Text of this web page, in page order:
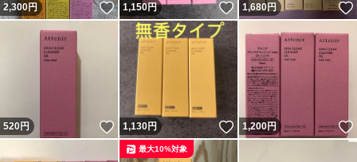
2,300円 いいね！
1,150円 いいね！
1,680円
520円 いいね！
1,130円 いいね！
1,200円
最大10%対象